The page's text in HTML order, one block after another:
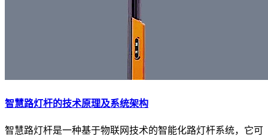
智慧路灯杆的技术原理及系统架构
智慧路灯杆是一种基于物联网技术的智能化路灯杆系统，它可